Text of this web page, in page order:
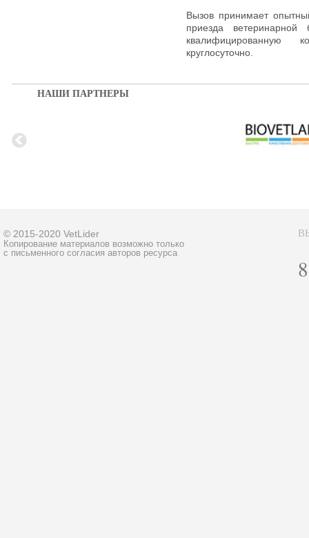
Вызов принимает
приезда
квалифицированную
круглосуточно.
НАШИ ПАРТНЕРЫ
© 2015-2020 VetLider
Копирование материалов возможно только
с письменного согласия авторов ресурса